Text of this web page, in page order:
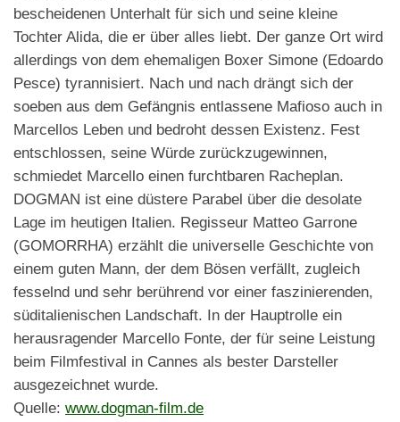
bescheidenen Unterhalt für sich und seine kleine
Tochter Alida, die er über alles liebt. Der ganze Ort wird
allerdings von dem ehemaligen Boxer Simone (Edoardo
Pesce) tyrannisiert. Nach und nach drängt sich der
soeben aus dem Gefängnis entlassene Mafioso auch in
Marcellos Leben und bedroht dessen Existenz. Fest
entschlossen, seine Würde zurückzugewinnen,
schmiedet Marcello einen furchtbaren Racheplan.
DOGMAN ist eine düstere Parabel über die desolate
Lage im heutigen Italien. Regisseur Matteo Garrone
(GOMORRHA) erzählt die universelle Geschichte von
einem guten Mann, der dem Bösen verfällt, zugleich
fesselnd und sehr berührend vor einer faszinierenden,
süditalienischen Landschaft. In der Hauptrolle ein
herausragender Marcello Fonte, der für seine Leistung
beim Filmfestival in Cannes als bester Darsteller
ausgezeichnet wurde.
Quelle: www.dogman-film.de